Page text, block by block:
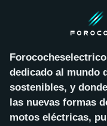
dedicado al mundo
sostenibles, y
las nuevas formas
motos eléctricas,